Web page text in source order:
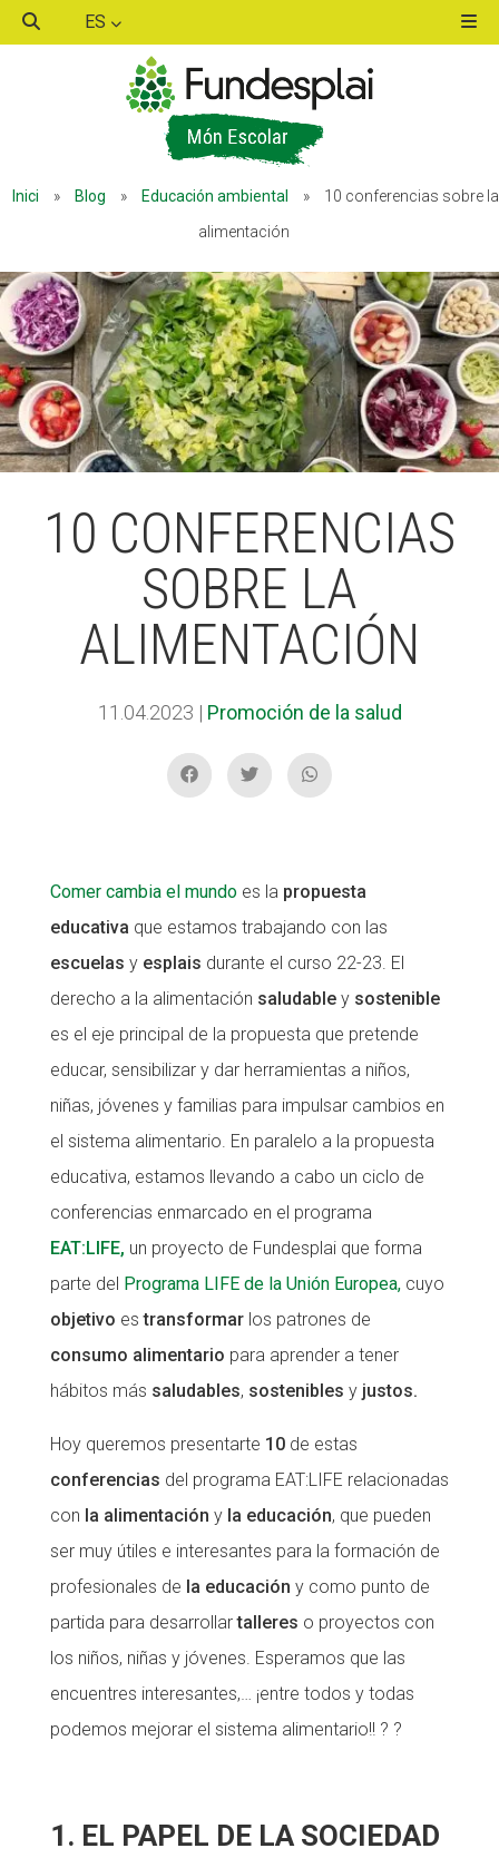
ES
Inici » Blog » Educación ambiental »
10 conferencias sobre la
alimentación
10 CONFERENCIAS
SOBRE LA
ALIMENTACIÓN
11.04.2023 | Promoción de la salud
Comer cambia el mundoes la propuesta
educativa que estamos trabajando con las
escuelas y esplais durante el curso 22-23. El
derecho a la alimentación saludabley sostenible
es el eje principal de la propuesta que pretende
educar, sensibilizar y dar herramientas a niños,
niñas, jóvenes y familias para impulsar cambios en
el sistema alimentario. En paralelo a la propuesta
educativa, estamos llevando a cabo un ciclo de
conferencias enmarcado en el programa
EAT:LIFE, un proyecto de Fundesplai que forma
parte del Programa LIFE de la Unión Europea,cuyo
objetivo estransformarlos patrones de
consumo alimentario para aprender a tener
hábitos más saludables, sostenibles y justos.
Hoy queremos presentarte 10de estas
conferencias del programa EAT:LIFE relacionadas
con la alimentación y la educación, que pueden
ser muy útiles e interesantes para la formación de
profesionales de la educación y como punto de
partida para desarrollartalleres o proyectos con
los niños, niñas y jóvenes. Esperamos que las
encuentres interesantes,… ¡entre todos y todas
podemos mejorar el sistema alimentario!! ? ?
1. EL PAPEL DE LA SOCIEDAD
ACTIVITATS D'ESTIU
MÓN ESCOLAR
ALBERG CENTRE ESPLAI
FORMACIÓ
ACCIÓ SOCIAL I JOVES
ESPLAIS
SUPORT TERCER SECTOR
CONEIX FUNDESPLAI
L'equip
Missió i valors
Els comptes clars
Memòria d'activitats
Proposta educativa
ACTUALITAT
Butlletins
Diari de la Fundació
Xarxes socials
COL·LABORA
Fes voluntariat
Fes un donatiu